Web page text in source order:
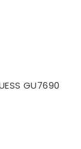
GU7690